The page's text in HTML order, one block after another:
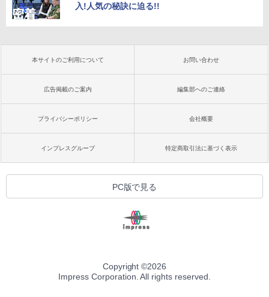
入!人気の秘訣に迫る!!
本サイトのご利用について お問い合わせ
広告掲載のご案内 編集部へのご連絡
プライバシーポリシー 会社概要
インプレスグループ 特定商取引法に基づく表示
PC版で見る
Copyright ©2026
Impress Corporation. All rights reserved.